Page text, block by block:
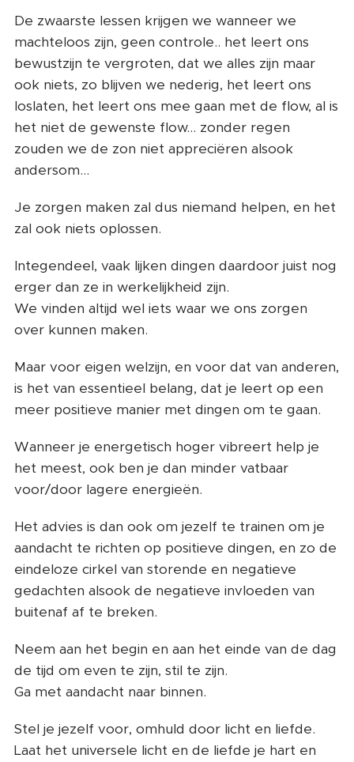
De zwaarste lessen krijgen we wanneer we
machteloos zijn, geen controle.. het leert ons
bewustzijn te vergroten, dat we alles zijn maar
ook niets, zo blijven we nederig, het leert ons
loslaten, het leert ons mee gaan met de flow, al is
het niet de gewenste flow... zonder regen
zouden we de zon niet appreciëren alsook
andersom...
Je zorgen maken zal dus niemand helpen, en het
zal ook niets oplossen.
Integendeel, vaak lijken dingen daardoor juist nog
erger dan ze in werkelijkheid zijn.
We vinden altijd wel iets waar we ons zorgen
over kunnen maken.
Maar voor eigen welzijn, en voor dat van anderen,
is het van essentieel belang, dat je leert op een
meer positieve manier met dingen om te gaan.
Wanneer je energetisch hoger vibreert help je
het meest, ook ben je dan minder vatbaar
voor/door lagere energieën.
Het advies is dan ook om jezelf te trainen om je
aandacht te richten op positieve dingen, en zo de
eindeloze cirkel van storende en negatieve
gedachten alsook de negatieve invloeden van
buitenaf af te breken.
Neem aan het begin en aan het einde van de dag
de tijd om even te zijn, stil te zijn.
Ga met aandacht naar binnen.
Stel je jezelf voor, omhuld door licht en liefde.
Laat het universele licht en de liefde je hart en